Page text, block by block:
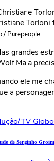
Torloni
/ Purepeople
grandes
Maia
ele me
a
de Serginho